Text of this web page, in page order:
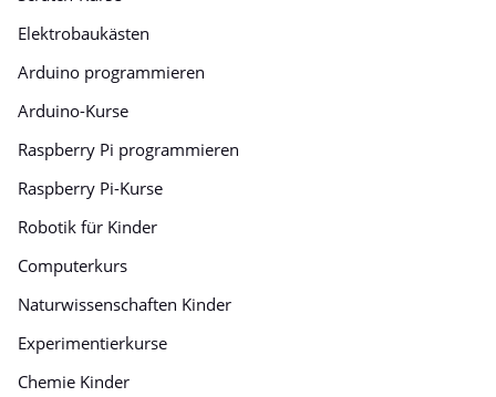
Elektrobaukästen
Arduino programmieren
Arduino-Kurse
Raspberry Pi programmieren
Raspberry Pi-Kurse
Robotik für Kinder
Computerkurs
Naturwissenschaften Kinder
Experimentierkurse
Chemie Kinder